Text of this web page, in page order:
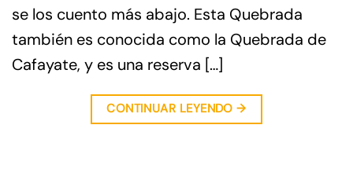
se los cuento más abajo. Esta Quebrada
también es conocida como la Quebrada de
Cafayate, y es una reserva […]
CONTINUAR LEYENDO→